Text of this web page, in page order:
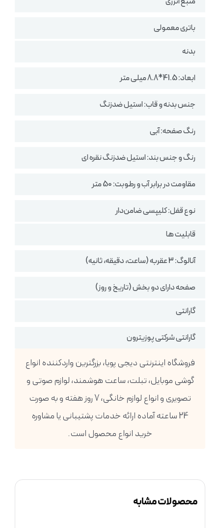
باتری معمولی
بدنه
ابعاد: 41.5*8.8 میلی متر
جنس بدنه و قاب: استیل ضدزنگ
رنگ صفحه: آبی
رنگ و جنس بند: استیل ضدزنگ نقره ای
مقاومت در برابر آب و رطوبت: 50 متر
نوع قفل: کلیپسی ضامن‌دار
قابلیت ها
آنالوگ: 3 عقربه (ساعت، دقیقه، ثانیه)
صفحه دارای دو بخش (تاریخ و روز)
گارانتی
گارانتی شرکتی پوزیترون
فروشگاه اینترنتی دیجی پویا، بزرگترین واردکننده انواع
گوشی موبایل، تبلت، ساعت هوشمند، لوازم صوتی و
تصویری و انواع لوازم خانگی، 7 روز هفته و به صورت
24 ساعته آماده ارائه خدمات پشتیبانی یا مشاوره
خرید انواع محصول است.
محصولات مشابه